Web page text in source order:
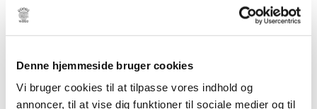
Denne hjemmeside bruger cookies
Vi bruger cookies til at tilpasse vores indhold og
annoncer, til at vise dig funktioner til sociale medier og til
Lys og lamper
Bordlamper
Loftrosetter